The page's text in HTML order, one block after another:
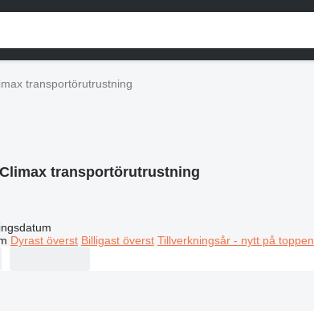
transportörutrustning
Climax transportörutrustning
Dyrast överst Billigast överst Tillverkningsår - nytt på toppen